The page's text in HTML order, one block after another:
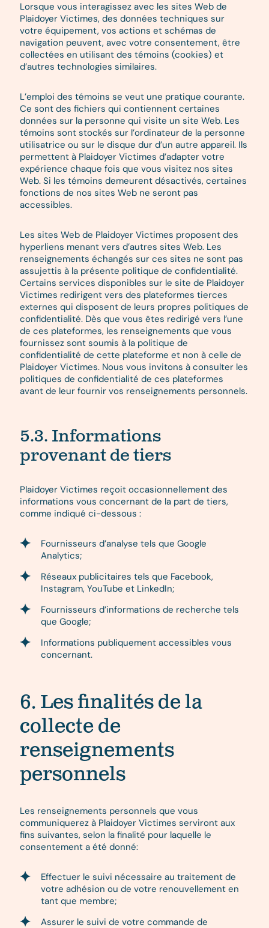
Lorsque vous interagissez avec les sites Web de
Plaidoyer Victimes, des données techniques sur
votre équipement, vos actions et schémas de
navigation peuvent, avec votre consentement, être
collectées en utilisant des témoins (cookies) et
d’autres technologies similaires.
L’emploi des témoins se veut une pratique courante.
Ce sont des fichiers qui contiennent certaines
données sur la personne qui visite un site Web. Les
témoins sont stockés sur l’ordinateur de la personne
utilisatrice ou sur le disque dur d’un autre appareil. Ils
permettent à Plaidoyer Victimes d’adapter votre
expérience chaque fois que vous visitez nos sites
Web. Si les témoins demeurent désactivés, certaines
fonctions de nos sites Web ne seront pas
accessibles.
Les sites Web de Plaidoyer Victimes proposent des
hyperliens menant vers d’autres sites Web. Les
renseignements échangés sur ces sites ne sont pas
assujettis à la présente politique de confidentialité.
Certains services disponibles sur le site de Plaidoyer
Victimes redirigent vers des plateformes tierces
externes qui disposent de leurs propres politiques de
confidentialité. Dès que vous êtes redirigé vers l’une
de ces plateformes, les renseignements que vous
fournissez sont soumis à la politique de
confidentialité de cette plateforme et non à celle de
Plaidoyer Victimes. Nous vous invitons à consulter les
politiques de confidentialité de ces plateformes
avant de leur fournir vos renseignements personnels.
5.3. Informations
provenant de tiers
Plaidoyer Victimes reçoit occasionnellement des
informations vous concernant de la part de tiers,
comme indiqué ci-dessous :
Fournisseurs d’analyse tels que Google
Analytics;
Réseaux publicitaires tels que Facebook,
Instagram, YouTube et LinkedIn;
Fournisseurs d’informations de recherche tels
que Google;
Informations publiquement accessibles vous
concernant.
6. Les finalités de la
collecte de
renseignements
personnels
Les renseignements personnels que vous
communiquerez à Plaidoyer Victimes serviront aux
fins suivantes, selon la finalité pour laquelle le
consentement a été donné:
Effectuer le suivi nécessaire au traitement de
votre adhésion ou de votre renouvellement en
tant que membre;
Assurer le suivi de votre commande de